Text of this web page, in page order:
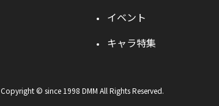
イベント
キャラ特集
Copyright © since 1998 DMM All Rights Reserved.